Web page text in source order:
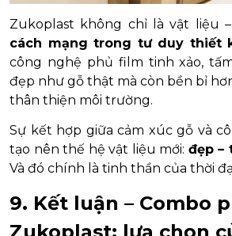
Zukoplast không chỉ là vật liệu
cách mạng trong tư duy thiết
công nghệ phủ film tinh xảo,
đẹp như gỗ thật mà còn bền bỉ
thân thiện môi trường.
Sự kết hợp giữa cảm xúc gỗ và
tạo nên thế hệ vật liệu mới: đẹp –
Và đó chính là tinh thần của thời
9. Kết luận – Combo